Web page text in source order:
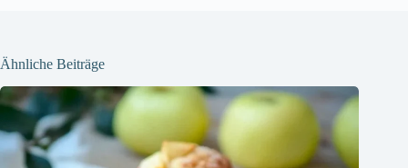
Ähnliche Beiträge